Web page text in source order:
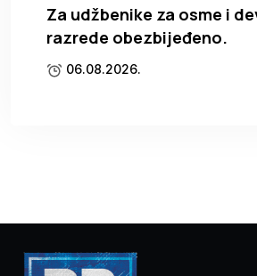
Za udžbenike za osme i
razrede obezbijeđeno.
06.08.2026.